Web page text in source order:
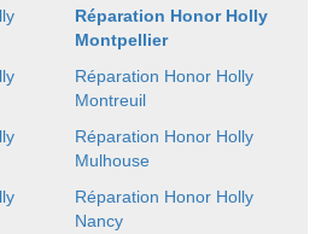
Réparation Honor Holly
Montpellier
Réparation Honor Holly
Montreuil
Réparation Honor Holly
Mulhouse
Réparation Honor Holly
Nancy